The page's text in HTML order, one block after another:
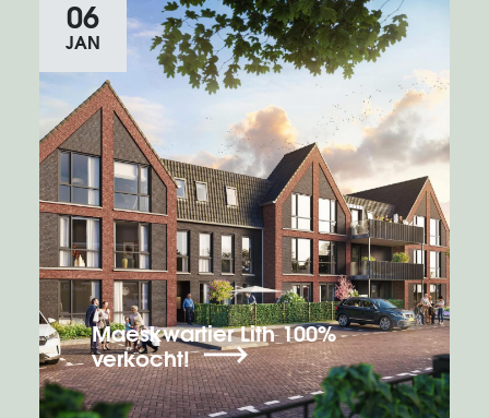
06
JAN
Maeskwartier Lith 100%
verkocht!